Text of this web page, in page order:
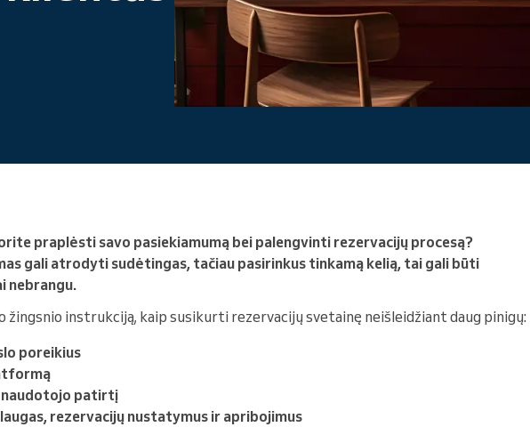
didelei
praplėsti savo pasiekiamumą bei palengvinti rezervacijų procesą?
gali atrodyti sudėtingas, tačiau pasirinkus tinkamą kelią, tai gali būti
nebrangu.
žingsnio instrukciją, kaip susikurti rezervacijų svetainę neišleidžiant daug pinigų:
poreikius
patirtį
rezervacijų nustatymus ir apribojimus